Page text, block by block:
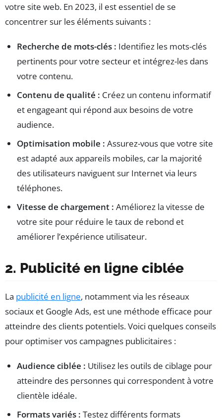
votre site web. En 2023, il est essentiel de se
concentrer sur les éléments suivants :
Recherche de mots-clés : Identifiez les mots-clés
pertinents pour votre secteur et intégrez-les dans
votre contenu.
Contenu de qualité : Créez un contenu informatif
et engageant qui répond aux besoins de votre
audience.
Optimisation mobile : Assurez-vous que votre site
est adapté aux appareils mobiles, car la majorité
des utilisateurs naviguent sur Internet via leurs
téléphones.
Vitesse de chargement : Améliorez la vitesse de
votre site pour réduire le taux de rebond et
améliorer l’expérience utilisateur.
2. Publicité en ligne ciblée
La publicité en ligne, notamment via les réseaux
sociaux et Google Ads, est une méthode efficace pour
atteindre des clients potentiels. Voici quelques conseils
pour optimiser vos campagnes publicitaires :
Audience ciblée : Utilisez les outils de ciblage pour
atteindre des personnes qui correspondent à votre
clientèle idéale.
Formats variés : Testez différents formats